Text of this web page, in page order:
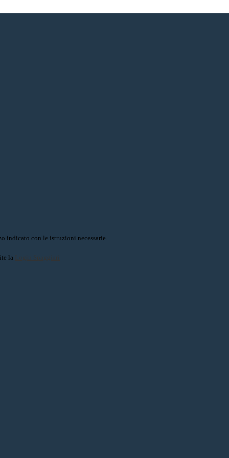
indicato con le istruzioni necessarie.
la Login Spaggiari